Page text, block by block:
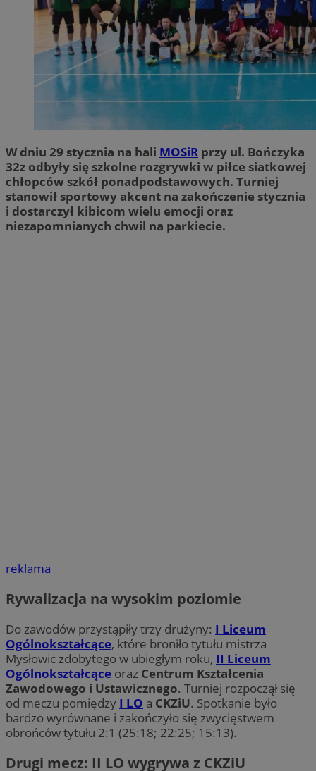
W dniu 29 stycznia na hali MOSiR przy ul. Bończyka
32z odbyły się szkolne rozgrywki w piłce siatkowej
chłopców szkół ponadpodstawowych. Turniej
stanowił sportowy akcent na zakończenie stycznia
i dostarczył kibicom wielu emocji oraz
niezapomnianych chwil na parkiecie.
reklama
Rywalizacja na wysokim poziomie
Do zawodów przystąpiły trzy drużyny: I Liceum
Ogólnokształcące, które broniło tytułu mistrza
Mysłowic zdobytego w ubiegłym roku, II Liceum
Ogólnokształcące oraz Centrum Kształcenia
Zawodowego i Ustawicznego. Turniej rozpoczął się
od meczu pomiędzy I LO a CKZiU. Spotkanie było
bardzo wyrównane i zakończyło się zwycięstwem
obrońców tytułu 2:1 (25:18; 22:25; 15:13).
Drugi mecz: II LO wygrywa z CKZiU